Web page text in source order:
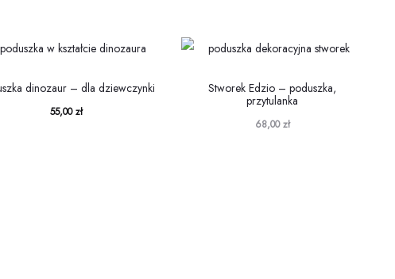
dinozaur – dla dziewczynki
55,00zł
Stworek Edzio – poduszka,
przytulanka
68,00zł